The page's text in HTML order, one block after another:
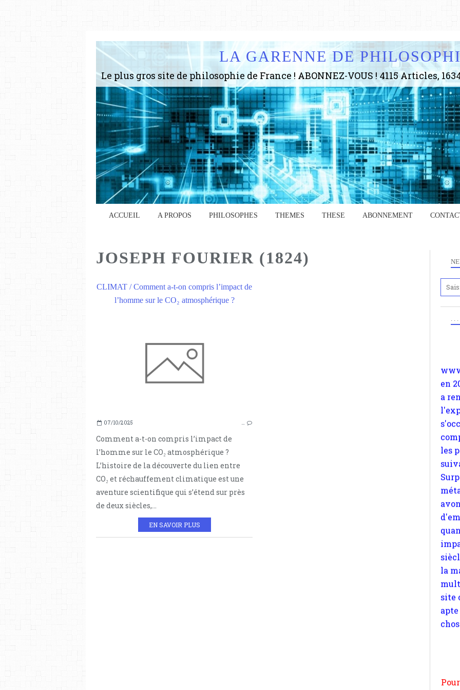
LA GARENNE DE
ACCUEIL A PROPOS PHILOSOPHES THEMES THESE ABONNEMENT
JOSEPH FOURIER (1824)
CLIMAT / Comment a-t-on compris l’impact de
l’homme sur le CO₂ atmosphérique ?
07/10/2025 …
Comment a-t-on compris l’impact de
l’homme sur le CO₂ atmosphérique ?
L’histoire de la découverte du lien entre
CO₂ et réchauffement climatique est une
aventure scientifique qui s’étend sur près
de deux siècles,...
EN SAVOIR PLUS
en
les
la
site
et